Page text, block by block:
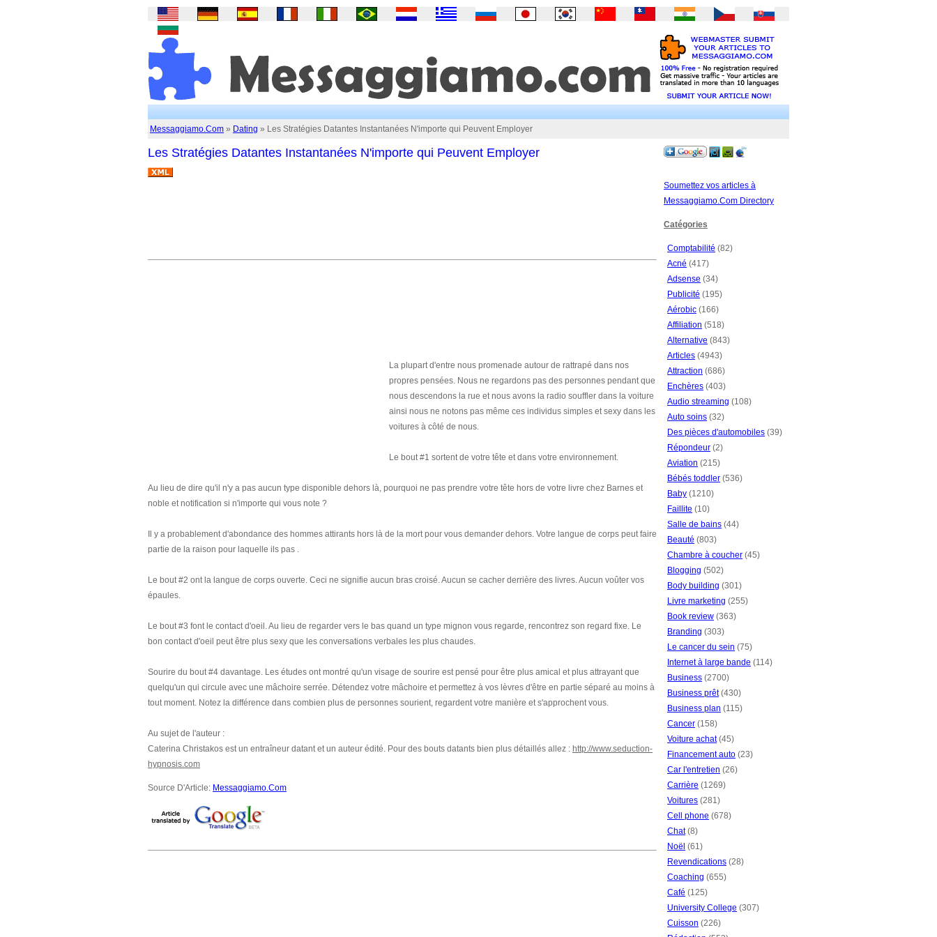
Messaggiamo.Com » Dating » Les Stratégies Datantes Instantanées N'importe qui Peuvent Employer
Les Stratégies Datantes Instantanées N'importe qui Peuvent Employer
La plupart d'entre nous promenade autour de rattrapé dans nos
propres pensées. Nous ne regardons pas des personnes pendant que
nous descendons la rue et nous avons la radio souffler dans la voiture
ainsi nous ne notons pas même ces individus simples et sexy dans les
voitures à côté de nous.
Le bout #1 sortent de votre tête et dans votre environnement.
Au lieu de dire qu'il n'y a pas aucun type disponible dehors là, pourquoi ne pas prendre votre tête hors de votre livre chez Barnes et
noble et notification si n'importe qui vous note ?
Il y a probablement d'abondance des hommes attirants hors là de la mort pour vous demander dehors. Votre langue de corps peut faire
partie de la raison pour laquelle ils pas .
Le bout #2 ont la langue de corps ouverte. Ceci ne signifie aucun bras croisé. Aucun se cacher derrière des livres. Aucun voûter vos
épaules.
Le bout #3 font le contact d'oeil. Au lieu de regarder vers le bas quand un type mignon vous regarde, rencontrez son regard fixe. Le
bon contact d'oeil peut être plus sexy que les conversations verbales les plus chaudes.
Sourire du bout #4 davantage. Les études ont montré qu'un visage de sourire est pensé pour être plus amical et plus attrayant que
quelqu'un qui circule avec une mâchoire serrée. Détendez votre mâchoire et permettez à vos lèvres d'être en partie séparé au moins à
tout moment. Notez la différence dans combien plus de personnes sourient, regardent votre manière et s'approchent vous.
Au sujet de l'auteur :
Caterina Christakos est un entraîneur datant et un auteur édité. Pour des bouts datants bien plus détaillés allez : http://www.seduction-
hypnosis.com
Source D'Article: Messaggiamo.Com
Soumettez vos articles à
Messaggiamo.Com Directory
Catégories
Comptabilité (82)
Acné (417)
Adsense (34)
Publicité (195)
Aérobic (166)
Affiliation (518)
Alternative (843)
Articles (4943)
Attraction (686)
Enchères (403)
Audio streaming (108)
Auto soins (32)
Des pièces d'automobiles (39)
Répondeur (2)
Aviation (215)
Bébés toddler (536)
Baby (1210)
Faillite (10)
Salle de bains (44)
Beauté (803)
Chambre à coucher (45)
Blogging (502)
Body building (301)
Livre marketing (255)
Book review (363)
Branding (303)
Le cancer du sein (75)
Internet à large bande (114)
Business (2700)
Business prêt(430)
Business plan (115)
Cancer (158)
Voiture achat(45)
Financement auto (23)
Car l'entretien (26)
Carrière (1269)
Voitures (281)
Cell phone (678)
Chat(8)
Noël (61)
Revendications (28)
Coaching (655)
Café (125)
University College (307)
Cuisson (226)